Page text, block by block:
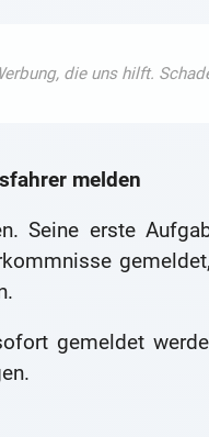
melden
Seine erste
gemeldet